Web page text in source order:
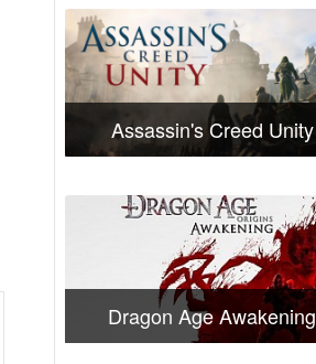
Assassin's Creed Unity
Dragon Age Awakening